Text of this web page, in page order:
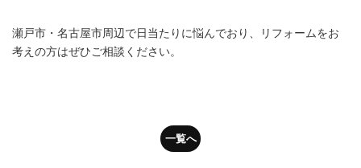
瀬戸市・名古屋市周辺で日当たりに悩んでおり、リフォームをお
考えの方はぜひご相談ください。
一覧へ